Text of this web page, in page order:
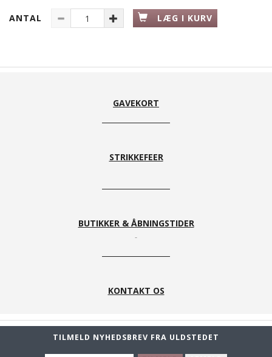
ANTAL LÆG I KURV
GAVEKORT
STRIKKEFEER
BUTIKKER & ÅBNINGSTIDER
KONTAKT OS
TILMELD NYHEDSBREV FRA ULDSTEDET